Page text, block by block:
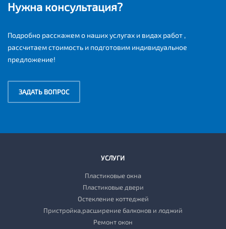
Нужна консультация?
Подробно расскажем о наших услугах и видах работ ,
рассчитаем стоимость и подготовим индивидуальное
предложение!
ЗАДАТЬ ВОПРОС
УСЛУГИ
Пластиковые окна
Пластиковые двери
Остекление коттеджей
Пристройка,расширение балконов и лоджий
Ремонт окон